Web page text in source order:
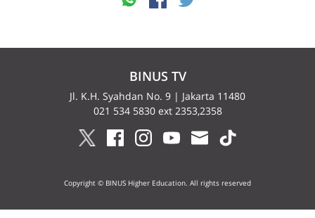
BINUS TV
Jl. K.H. Syahdan No. 9 | Jakarta 11480
021 534 5830 ext 2353,2358
Copyright © BINUS Higher Education. All rights reserved